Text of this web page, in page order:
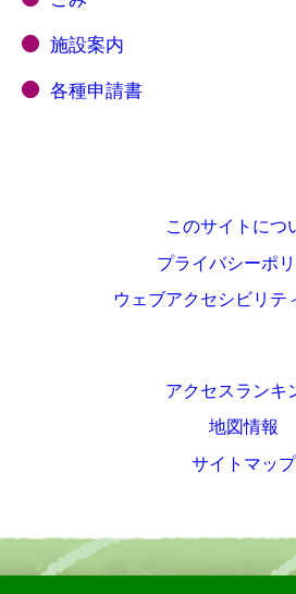
施設案内
各種申請書
このサイトにつ
プライバシーポ
ウェブアクセシビリテ
アクセスランキ
地図情報
サイトマップ